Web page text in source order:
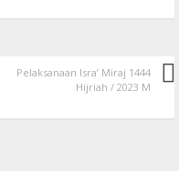
Pelaksanaan Isra’ Miraj 1444
Hijriah / 2023 M